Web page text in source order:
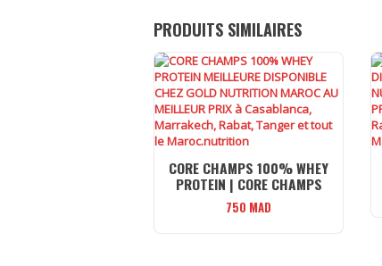
PRODUITS SIMILAIRES
CORE CHAMPS 100% WHEY
PROTEIN | CORE CHAMPS
750 MAD